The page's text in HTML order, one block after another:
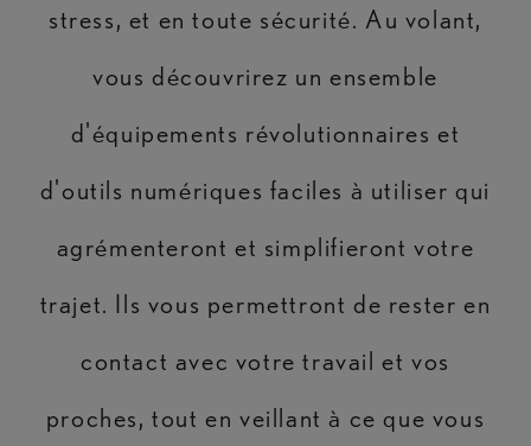
stress, et en toute sécurité. Au volant,
vous découvrirez un ensemble
d'équipements révolutionnaires et
d'outils numériques faciles à utiliser qui
agrémenteront et simplifieront votre
trajet. Ils vous permettront de rester en
contact avec votre travail et vos
proches, tout en veillant à ce que vous